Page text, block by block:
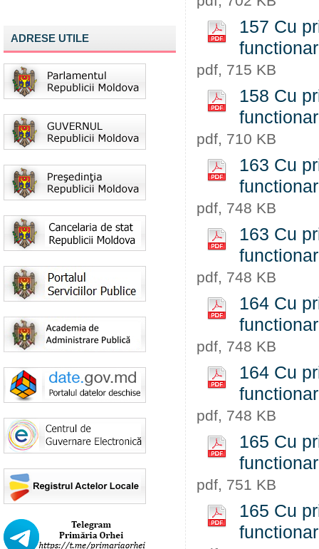
ADRESE UTILE
157 Cu
pdf, 715 KB
158 Cu
pdf, 710 KB
163 Cu
pdf, 748 KB
163 Cu
pdf, 748 KB
164 Cu
pdf, 748 KB
164 Cu
pdf, 748 KB
165 Cu
pdf, 751 KB
165 Cu